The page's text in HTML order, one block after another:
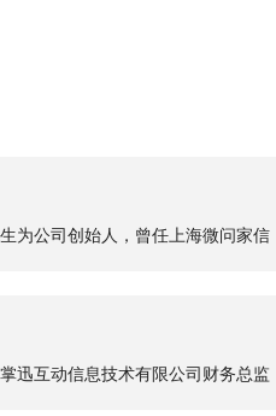
为公司创始人，曾任上海微问家信
迅互动信息技术有限公司财务总监